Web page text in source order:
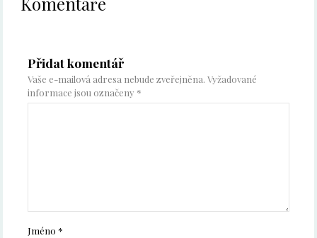
Přidat komentář
Vaše e-mailová adresa nebude zveřejněna. Vyžadované
informace jsou označeny *
Jméno*